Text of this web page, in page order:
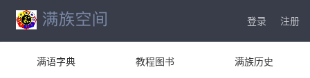
登录 注册
满语字典 教程图书
满族历史